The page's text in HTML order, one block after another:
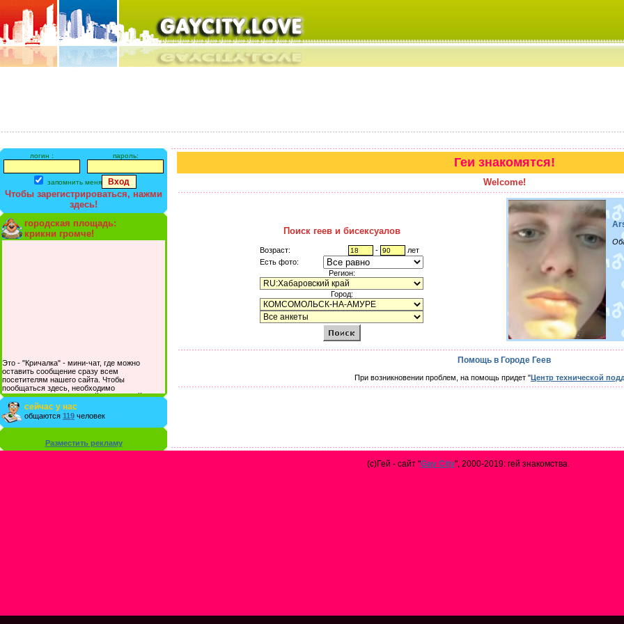
логин : пароль:
запомнить меня
Чтобы зарегистрироваться, нажми
здесь!
городская площадь:
крикни громче!
Это - "Кричалка" - мини-чат, где можно
оставить сообщение сразу всем
посетителям нашего сайта. Чтобы
пообщаться здесь, необходимо
зарегистрироваться на сайте и/или войти со
своими логином и паролем.
сейчас у нас
общаются 119 человек
Разместить рекламу
Геи знакомятся!
Welcome!
Поиск геев и бисексуалов
Возраст: -
лет
Есть фото:
Регион:
Город:
Помощь в Городе Геев
При возникновении проблем, на помощь придет "Центр технической
(с)Гей - сайт "Gay City", 2000-2019: гей знакомства.